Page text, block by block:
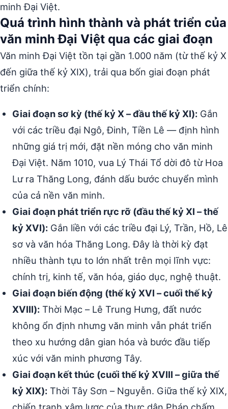
minh Đại Việt.
Quá trình hình thành và phát triển của
văn minh Đại Việt qua các giai đoạn
Văn minh Đại Việt tồn tại gần 1.000 năm (từ thế kỷ X
đến giữa thế kỷ XIX), trải qua bốn giai đoạn phát
triển chính:
Giai đoạn sơ kỳ (thế kỷ X – đầu thế kỷ XI): Gắn
với các triều đại Ngô, Đinh, Tiền Lê — định hình
những giá trị mới, đặt nền móng cho văn minh
Đại Việt. Năm 1010, vua Lý Thái Tổ dời đô từ Hoa
Lư ra Thăng Long, đánh dấu bước chuyển mình
của cả nền văn minh.
Giai đoạn phát triển rực rỡ (đầu thế kỷ XI – thế
kỷ XVI): Gắn liền với các triều đại Lý, Trần, Hồ, Lê
sơ và văn hóa Thăng Long. Đây là thời kỳ đạt
nhiều thành tựu to lớn nhất trên mọi lĩnh vực:
chính trị, kinh tế, văn hóa, giáo dục, nghệ thuật.
Giai đoạn biến động (thế kỷ XVI – cuối thế kỷ
XVIII): Thời Mạc – Lê Trung Hưng, đất nước
không ổn định nhưng văn minh vẫn phát triển
theo xu hướng dân gian hóa và bước đầu tiếp
xúc với văn minh phương Tây.
Giai đoạn kết thúc (cuối thế kỷ XVIII – giữa thế
kỷ XIX): Thời Tây Sơn – Nguyễn. Giữa thế kỷ XIX,